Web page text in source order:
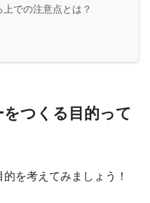
での注意点とは？
つくる目的って
を考えてみましょう！